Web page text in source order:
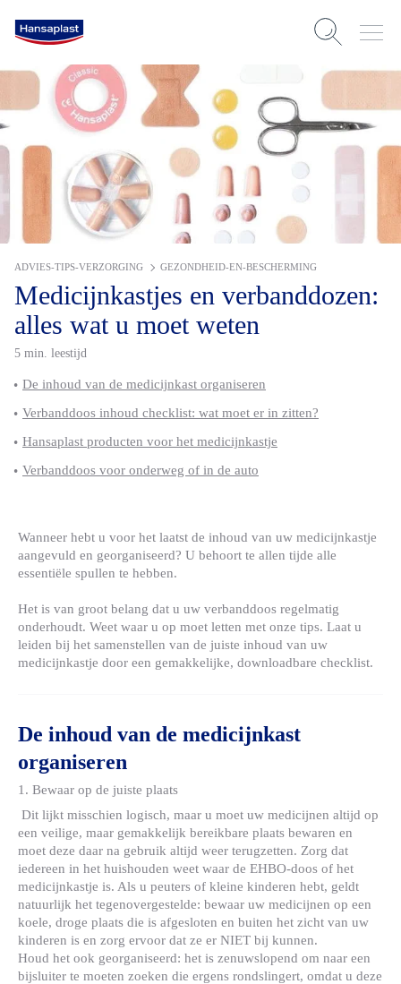
ADVIES-TIPS-VERZORGING GEZONDHEID-EN-BESCHERMING
Medicijnkastjes en verbanddozen:
alles wat u moet weten
5 min. leestijd
De inhoud van de medicijnkast organiseren
Verbanddoos inhoud checklist: wat moet er in zitten?
Hansaplast producten voor het medicijnkastje
Verbanddoos voor onderweg of in de auto
Wanneer hebt u voor het laatst de inhoud van uw medicijnkastje
aangevuld en georganiseerd? U behoort te allen tijde alle
essentiële spullen te hebben.
Het is van groot belang dat u uw verbanddoos regelmatig
onderhoudt. Weet waar u op moet letten met onze tips. Laat u
leiden bij het samenstellen van de juiste inhoud van uw
medicijnkastje door een gemakkelijke, downloadbare checklist.
De inhoud van de medicijnkast
organiseren
1. Bewaar op de juiste plaats
Dit lijkt misschien logisch, maar u moet uw medicijnen altijd op
een veilige, maar gemakkelijk bereikbare plaats bewaren en
moet deze daar na gebruik altijd weer terugzetten. Zorg dat
iedereen in het huishouden weet waar de EHBO-doos of het
medicijnkastje is. Als u peuters of kleine kinderen hebt, geldt
natuurlijk het tegenovergestelde: bewaar uw medicijnen op een
koele, droge plaats die is afgesloten en buiten het zicht van uw
kinderen is en zorg ervoor dat ze er NIET bij kunnen.
Houd het ook georganiseerd: het is zenuwslopend om naar een
bijsluiter te moeten zoeken die ergens rondslingert, omdat u deze